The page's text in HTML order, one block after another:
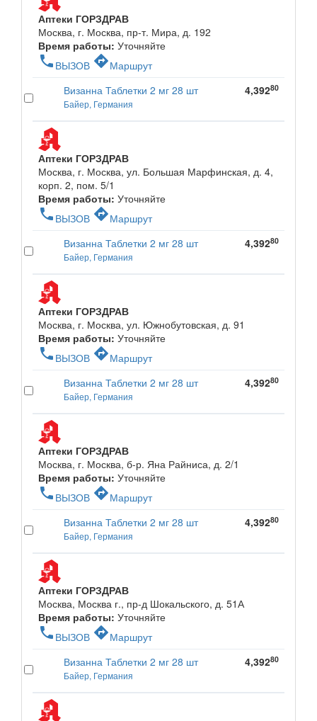
Аптеки ГОРЗДРАВ
Москва, г. Москва, пр-т. Мира, д. 192
Время работы: Уточняйте
phone ВЫЗОВ directionsМаршрут
Визанна Таблетки 2 мг 28 шт
Байер, Германия
4,39280
Аптеки ГОРЗДРАВ
Москва, г. Москва, ул. Большая Марфинская, д. 4,
корп. 2, пом. 5/1
Время работы: Уточняйте
phone ВЫЗОВ directionsМаршрут
Визанна Таблетки 2 мг 28 шт
Байер, Германия
4,39280
Аптеки ГОРЗДРАВ
Москва, г. Москва, ул. Южнобутовская, д. 91
Время работы: Уточняйте
phone ВЫЗОВ directionsМаршрут
Визанна Таблетки 2 мг 28 шт
Байер, Германия
4,39280
Аптеки ГОРЗДРАВ
Москва, г. Москва, б-р. Яна Райниса, д. 2/1
Время работы: Уточняйте
phone ВЫЗОВ directionsМаршрут
Визанна Таблетки 2 мг 28 шт
Байер, Германия
4,39280
Аптеки ГОРЗДРАВ
Москва, Москва г., пр-д Шокальского, д. 51А
Время работы: Уточняйте
phone ВЫЗОВ directionsМаршрут
Визанна Таблетки 2 мг 28 шт
Байер, Германия
4,39280